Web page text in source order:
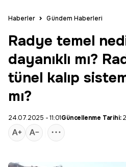
Haberler Gündem Haberleri
Radye temel
dayanıklı mı?
tünel kalıp
mı?
24.07.2025 - 11:01Güncellenme Tarihi: